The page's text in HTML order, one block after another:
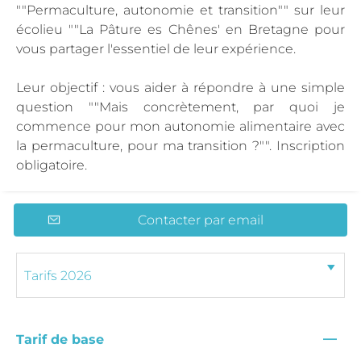
""Permaculture, autonomie et transition"" sur leur
écolieu ""La Pâture es Chênes' en Bretagne pour
vous partager l'essentiel de leur expérience.
Leur objectif : vous aider à répondre à une simple
question ""Mais concrètement, par quoi je
commence pour mon autonomie alimentaire avec
la permaculture, pour ma transition ?"". Inscription
obligatoire.
Contacter par email
Tarif de base —